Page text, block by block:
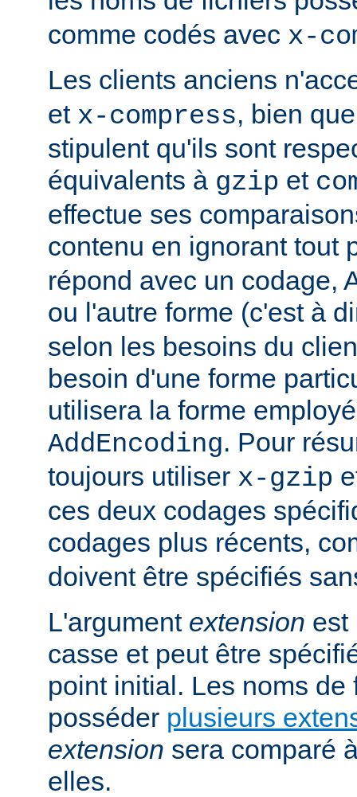
comme codés avec x-
Les clients anciens
et x-compress, bien
stipulent qu'ils sont
équivalents à gzip et
effectue ses
contenu en ignorant tout
répond avec un codage,
ou l'autre forme (c'est à
selon les besoins du
besoin d'une forme
utilisera la forme
AddEncoding. Pour
toujours utiliser x-gzip
ces deux codages
codages plus récents,
doivent être spécifiés
L'argument extension est
casse et peut être
point initial. Les noms de
posséder plusieurs
extension sera comparé
elles.